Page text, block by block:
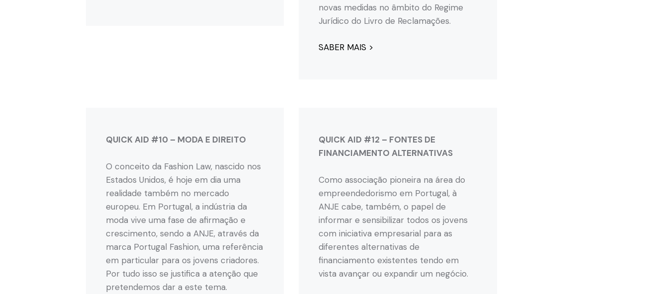
novas medidas no âmbito do Regime
Jurídico do Livro de Reclamações.
SABER MAIS >
QUICK AID #10 – MODA E DIREITO
O conceito da Fashion Law, nascido nos
Estados Unidos, é hoje em dia uma
realidade também no mercado
europeu. Em Portugal, a indústria da
moda vive uma fase de afirmação e
crescimento, sendo a ANJE, através da
marca Portugal Fashion, uma referência
em particular para os jovens criadores.
Por tudo isso se justifica a atenção que
pretendemos dar a este tema.
QUICK AID #12 – FONTES DE
FINANCIAMENTO ALTERNATIVAS
Como associação pioneira na área do
empreendedorismo em Portugal, à
ANJE cabe, também, o papel de
informar e sensibilizar todos os jovens
com iniciativa empresarial para as
diferentes alternativas de
financiamento existentes tendo em
vista avançar ou expandir um negócio.